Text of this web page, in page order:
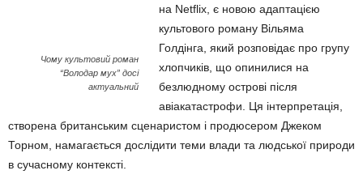
Чому культовий роман
“Володар мух” досі
актуальний
на Netflix, є новою адаптацією
культового роману Вільяма
Голдінга, який розповідає про групу
хлопчиків, що опинилися на
безлюдному острові після
авіакатастрофи. Ця інтерпретація,
створена британським сценаристом і продюсером Джеком
Торном, намагається дослідити теми влади та людської природи
в сучасному контексті.